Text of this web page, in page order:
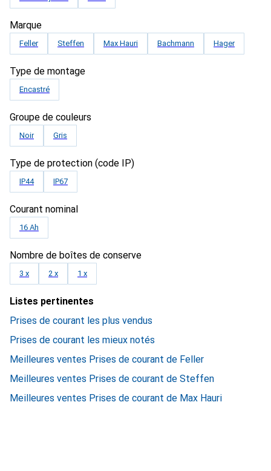
Marque
Feller Steffen Max Hauri Bachmann Hager
Type de montage
Encastré
Groupe de couleurs
Noir Gris
Type de protection (code IP)
IP44 IP67
Courant nominal
16 Ah
Nombre de boîtes de conserve
3 x 2 x 1 x
Listes pertinentes
Prises de courant les plus vendus
Prises de courant les mieux notés
Meilleures ventes Prises de courant de Feller
Meilleures ventes Prises de courant de Steffen
Meilleures ventes Prises de courant de Max Hauri